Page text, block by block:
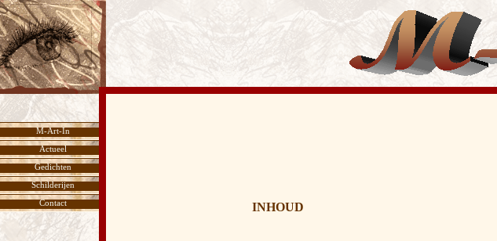
M-Art-In
Actueel
Gedichten
Schilderijen
Contact INHOUD